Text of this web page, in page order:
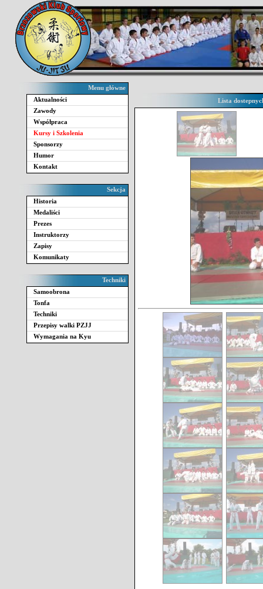
Menu główne
Aktualności
Zawody
Współpraca
Kursy i Szkolenia
Sponsorzy
Humor
Kontakt
Sekcja
Historia
Medaliści
Prezes
Instruktorzy
Zapisy
Komunikaty
Techniki
Samoobrona
Tonfa
Techniki
Przepisy walki PZJJ
Wymagania na Kyu
Lista